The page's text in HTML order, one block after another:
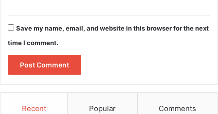
Save my name, email, and website in this browser for the next
time I comment.
Recent Popular Comments